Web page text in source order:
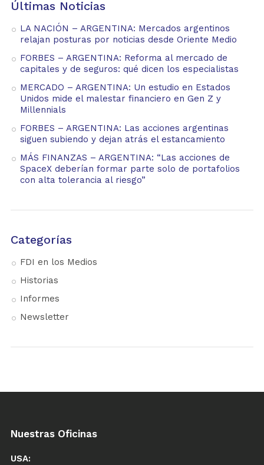
Últimas Noticias
LA NACIÓN – ARGENTINA: Mercados argentinos
relajan posturas por noticias desde Oriente Medio
FORBES – ARGENTINA: Reforma al mercado de
capitales y de seguros: qué dicen los especialistas
MERCADO – ARGENTINA: Un estudio en Estados
Unidos mide el malestar financiero en Gen Z y
Millennials
FORBES – ARGENTINA: Las acciones argentinas
siguen subiendo y dejan atrás el estancamiento
MÁS FINANZAS – ARGENTINA: “Las acciones de
SpaceX deberían formar parte solo de portafolios
con alta tolerancia al riesgo”
Categorías
FDI en los Medios
Historias
Informes
Newsletter
Nuestras Oficinas
USA: